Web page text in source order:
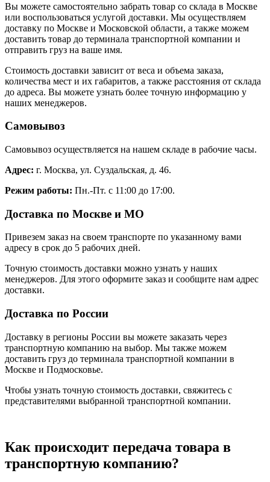
Вы можете самостоятельно забрать товар со склада в Москве
или воспользоваться услугой доставки. Мы осуществляем
доставку по Москве и Московской области, а также можем
доставить товар до терминала транспортной компании и
отправить груз на ваше имя.
Стоимость доставки зависит от веса и объема заказа,
количества мест и их габаритов, а также расстояния от склада
до адреса. Вы можете узнать более точную информацию у
наших менеджеров.
Самовывоз
Самовывоз осуществляется на нашем складе в рабочие часы.
Адрес: г. Москва, ул. Суздальская, д. 46.
Режим работы: Пн.-Пт. с 11:00 до 17:00.
Доставка по Москве и МО
Привезем заказ на своем транспорте по указанному вами
адресу в срок до 5 рабочих дней.
Точную стоимость доставки можно узнать у наших
менеджеров. Для этого оформите заказ и сообщите нам адрес
доставки.
Доставка по России
Доставку в регионы России вы можете заказать через
транспортную компанию на выбор. Мы также можем
доставить груз до терминала транспортной компании в
Москве и Подмосковье.
Чтобы узнать точную стоимость доставки, свяжитесь с
представителями выбранной транспортной компании.
Как происходит передача товара в
транспортную компанию?